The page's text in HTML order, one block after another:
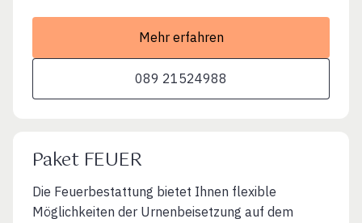
Mehr erfahren
089 21524988
Paket FEUER
Die Feuerbestattung bietet Ihnen flexible
Möglichkeiten der Urnenbeisetzung auf dem